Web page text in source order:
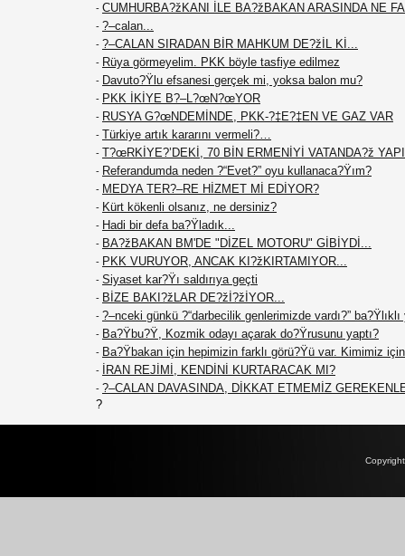
- CUMHURBA?žKANI İLE BA?žBAKAN ARASINDA NE
- ?–calan...
- ?–CALAN SIRADAN BİR MAHKUM DE?žİL Kİ...
- Rüya görmeyelim. PKK böyle tasfiye edilmez
- Davuto?Ÿlu efsanesi gerçek mi, yoksa balon mu?
- PKK İKİYE B?–L?œN?œYOR
- RUSYA G?œNDEMİNDE, PKK-?‡E?‡EN VE GAZ VAR
- Türkiye artık kararını vermeli?…
- T?œRKİYE?’DEKİ, 70 BİN ERMENİYİ VATANDA?ž
- Referandumda neden ?“Evet?” oyu kullanaca?Ÿım?
- MEDYA TER?–RE HİZMET Mİ EDİYOR?
- Kürt kökenli olsanız, ne dersiniz?
- Hadi bir defa ba?Ÿladık...
- BA?žBAKAN BM'DE "DİZEL MOTORU" GİBİYDİ...
- PKK VURUYOR, ANCAK KI?žKIRTAMIYOR...
- Siyaset kar?Ÿı saldırıya geçti
- BİZE BAKI?žLAR DE?žİ?žİYOR...
- ?–nceki günkü ?“darbecilik genlerimizde vardı?”
- Ba?Ÿbu?Ÿ, Kozmik odayı açarak do?Ÿrusunu yaptı?
- Ba?Ÿbakan için hepimizin farklı görü?Ÿü var. Kimimiz
- İRAN REJİMİ, KENDİNİ KURTARACAK MI?
- ?–CALAN DAVASINDA, DİKKAT ETMEMİZ
?